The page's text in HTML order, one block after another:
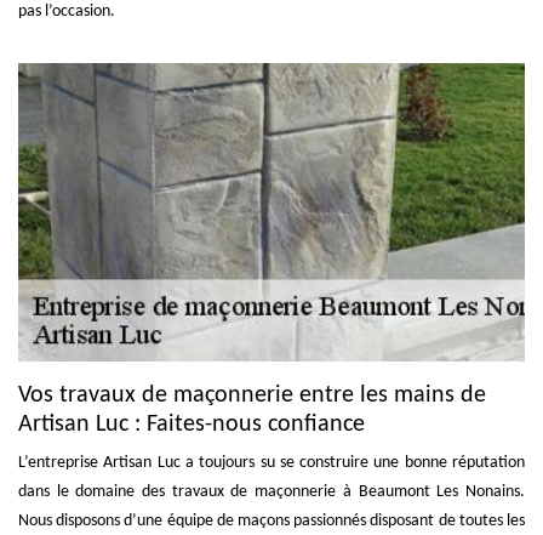
pas l’occasion.
Vos travaux de maçonnerie entre les mains de
Artisan Luc : Faites-nous confiance
L’entreprise Artisan Luc a toujours su se construire une bonne réputation
dans le domaine des travaux de maçonnerie à Beaumont Les Nonains.
Nous disposons d’une équipe de maçons passionnés disposant de toutes les